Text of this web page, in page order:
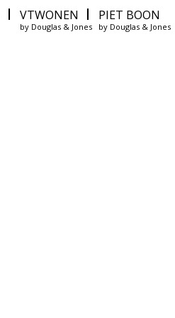
VTWONEN
by Douglas & Jones
PIET BOON
by Douglas & Jones